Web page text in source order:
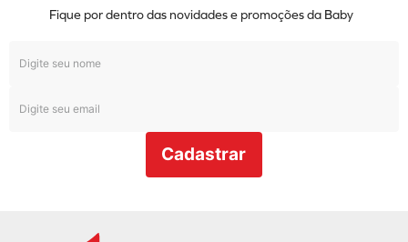
Fique por dentro das novidades e promoções da Baby
Cadastrar